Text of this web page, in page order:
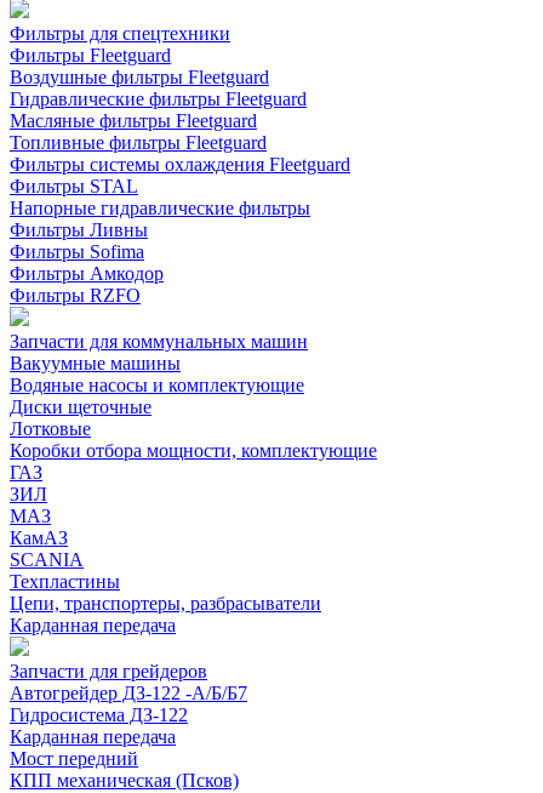
Фильтры для спецтехники
Фильтры Fleetguard
Воздушные фильтры Fleetguard
Гидравлические фильтры Fleetguard
Масляные фильтры Fleetguard
Топливные фильтры Fleetguard
Фильтры системы охлаждения Fleetguard
Фильтры STAL
Напорные гидравлические фильтры
Фильтры Ливны
Фильтры Sofima
Фильтры Амкодор
Фильтры RZFO
Запчасти для коммунальных машин
Вакуумные машины
Водяные насосы и комплектующие
Диски щеточные
Лотковые
Коробки отбора мощности, комплектующие
ГАЗ
ЗИЛ
МАЗ
КамАЗ
SCANIA
Техпластины
Цепи, транспортеры, разбрасыватели
Карданная передача
Запчасти для грейдеров
Автогрейдер ДЗ-122 -А/Б/Б7
Гидросистема ДЗ-122
Карданная передача
Мост передний
КПП механическая (Псков)